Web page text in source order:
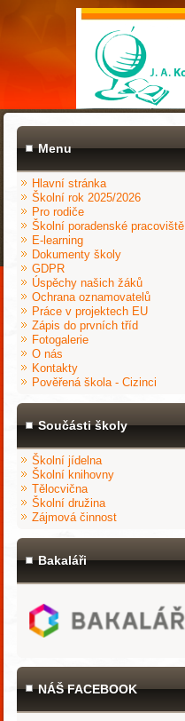
Menu
Hlavní stránka
Školní rok 2025/2026
Pro rodiče
Školní poradenské pracoviště
E-learning
Dokumenty školy
GDPR
Úspěchy našich žáků
Ochrana oznamovatelů
Práce v projektech EU
Zápis do prvních tříd
Fotogalerie
O nás
Kontakty
Pověřená škola - Cizinci
Součásti školy
Školní jídelna
Školní knihovny
Tělocvična
Školní družina
Zájmová činnost
Bakaláři
NÁŠ FACEBOOK